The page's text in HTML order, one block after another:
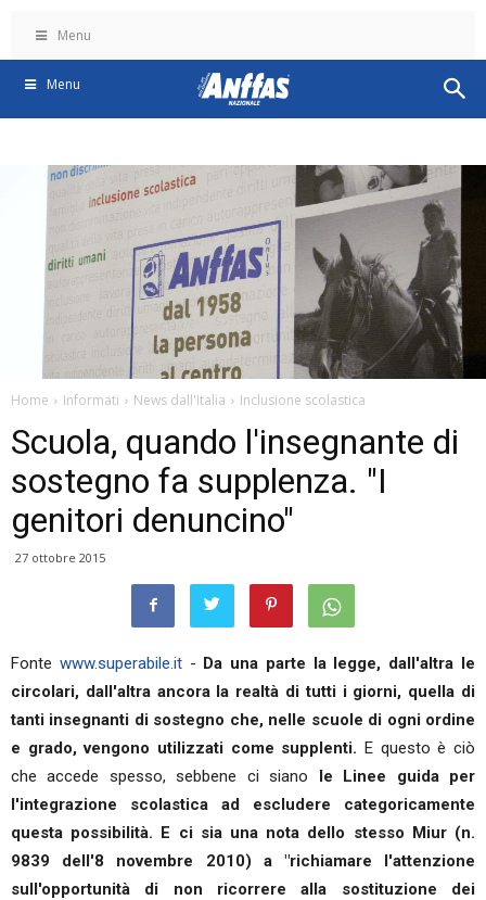
Menu
Menu
Home Informati News dall'Italia Inclusione scolastica
Scuola, quando l'insegnante di
sostegno fa supplenza. "I
genitori denuncino"
27 ottobre 2015
Fonte www.superabile.it- Da una parte la legge, dall'altra le
circolari, dall'altra ancora la realtà di tutti i giorni, quella di
tanti insegnanti di sostegno che, nelle scuole di ogni ordine
e grado, vengono utilizzati come supplenti. E questo è ciò
che accede spesso, sebbene ci siano le Linee guida per
l'integrazione scolastica ad escludere categoricamente
questa possibilità. E ci sia una nota dello stesso Miur (n.
9839 dell'8 novembre 2010) a "richiamare l'attenzione
sull'opportunità di non ricorrere alla sostituzione dei